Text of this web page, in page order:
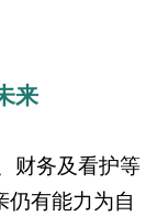
来
财务及看护等
有能力为自